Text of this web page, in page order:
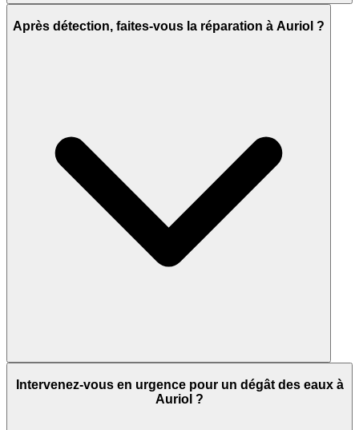
Après détection, faites-vous la réparation à Auriol ?
Intervenez-vous en urgence pour un dégât des eaux à
Auriol ?